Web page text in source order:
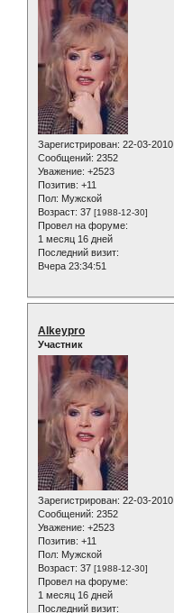
Зарегистрирован: 22-03-2010
Сообщений: 2352
Уважение: +2523
Позитив: +11
Пол: Мужской
Возраст: 37 [1988-12-30]
Провел на форуме:
1 месяц 16 дней
Последний визит:
Вчера 23:34:51
Alkeypro
Участник
Зарегистрирован: 22-03-2010
Сообщений: 2352
Уважение: +2523
Позитив: +11
Пол: Мужской
Возраст: 37 [1988-12-30]
Провел на форуме:
1 месяц 16 дней
Последний визит: